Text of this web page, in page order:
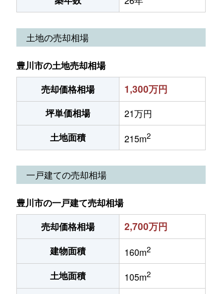
土地の売却相場
豊川市の土地売却相場
売却価格相場
1,300万円
坪単価相場
21万円
土地面積
215m2
一戸建ての売却相場
豊川市の一戸建て売却相場
売却価格相場
2,700万円
建物面積 160m2
土地面積 105m2